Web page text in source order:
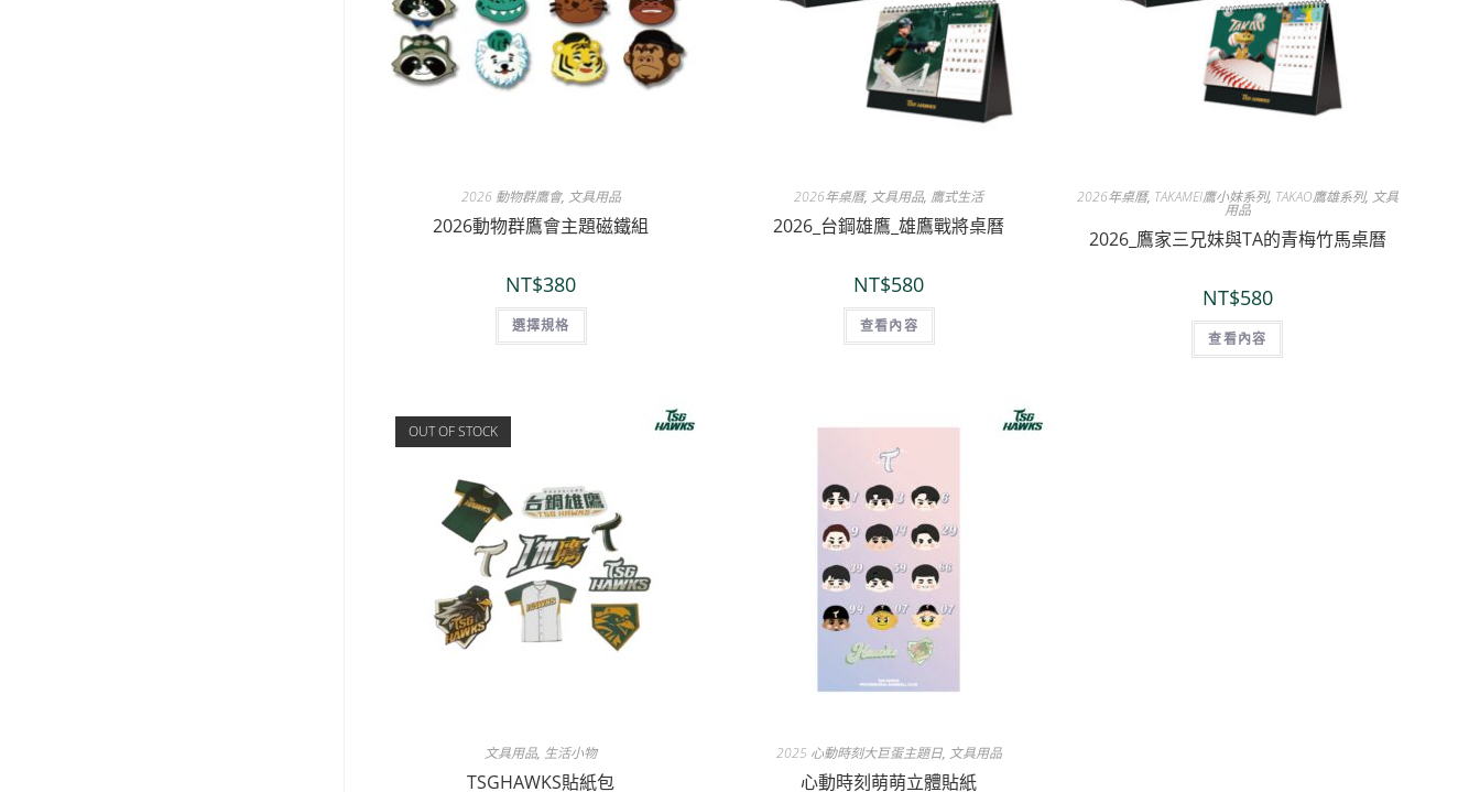
2026 動物群鷹會, 文具用品
2026動物群鷹會主題磁鐵組
NT$380
選擇規格
2026年桌曆, 文具用品, 鷹式生活
2026_台鋼雄鷹_雄鷹戰將桌曆
NT$580
查看內容
2026年桌曆, TAKAMEI鷹小妹系列, TAKAO鷹雄系列, 文具
用品
2026_鷹家三兄妹與TA的青梅竹馬桌曆
NT$580
查看內容
OUT OF STOCK
文具用品, 生活小物
TSGHAWKS貼紙包
2025 心動時刻大巨蛋主題日, 文具用品
心動時刻萌萌立體貼紙